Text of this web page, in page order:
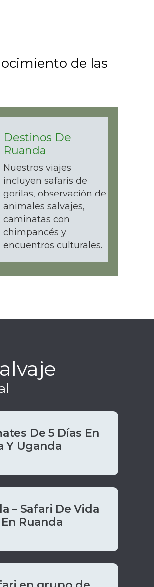
de las
Destinos De
Ruanda
Nuestros viajes
incluyen safaris de
gorilas, observación de
animales salvajes,
caminatas con
chimpancés y
encuentros culturales.
De 5 Días En
Y Uganda
– Safari De Vida
Ruanda